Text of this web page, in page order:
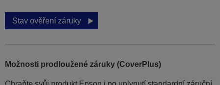
Stav ověření záruky
Možnosti prodloužené záruky (CoverPlus)